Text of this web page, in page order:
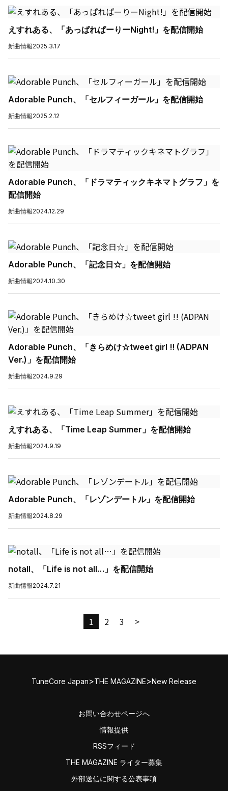
えすれある、「あっぱれぱーりーNight!」を配信開始
新曲情報2025.3.17
Adorable Punch、「セルフィーガール」を配信開始
新曲情報2025.2.12
Adorable Punch、「ドラマティックキネマトグラフ」を
配信開始
新曲情報2024.12.29
Adorable Punch、「記念日☆」を配信開始
新曲情報2024.10.30
Adorable Punch、「きらめけ☆tweet girl !! (ADPAN
Ver.)」を配信開始
新曲情報2024.9.29
えすれある、「Time Leap Summer」を配信開始
新曲情報2024.9.19
Adorable Punch、「レゾンデートル」を配信開始
新曲情報2024.8.29
notall、「Life is not all…」を配信開始
新曲情報2024.7.21
1 2 3 >
TuneCore Japan>THE MAGAZINE>New Release
お問い合わせページへ
情報提供
RSSフィード
THE MAGAZINE ライター募集
外部送信に関する公表事項